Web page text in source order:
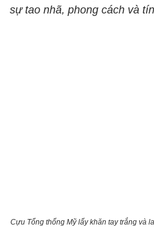
sự tao nhã, phong cách và
Cựu Tổng thống Mỹ lấy khăn tay trắng và